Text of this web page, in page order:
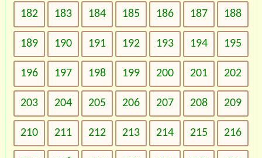
182 183 184 185 186 187 188
189 190 191 192 193 194 195
196 197 198 199 200 201 202
203 204 205 206 207 208 209
210 211 212 213 214 215 216